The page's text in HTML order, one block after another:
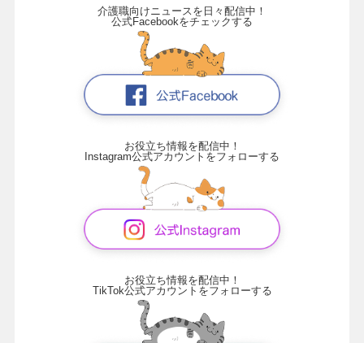
介護職向けニュースを日々配信中！
公式Facebookをチェックする
お役立ち情報を配信中！
Instagram公式アカウントをフォローする
お役立ち情報を配信中！
TikTok公式アカウントをフォローする